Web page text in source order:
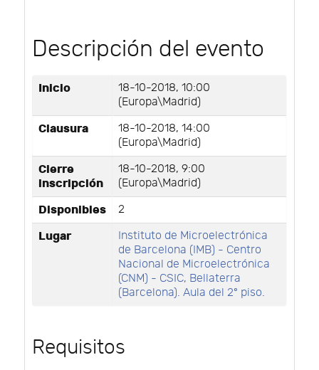
Descripción del evento
Inicio
18-10-2018, 10:00
(Europa\Madrid)
Clausura
18-10-2018, 14:00
(Europa\Madrid)
Cierre
inscripción
18-10-2018, 9:00
(Europa\Madrid)
Disponibles 2
Lugar
Instituto de Microelectrónica
de Barcelona (IMB) - Centro
Nacional de Microelectrónica
(CNM) - CSIC, Bellaterra
(Barcelona). Aula del 2º piso.
Requisitos